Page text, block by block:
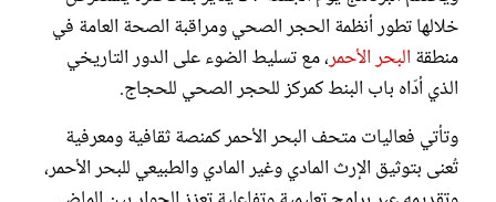
خلالها تطور أنظمة الحجر الصحي ومراقبة الصحة العامة في
منطقة البحر الأحمر، مع تسليط الضوء على الدور التاريخي
الذي أدّاه باب البنط كمركز للحجر الصحي للحجاج.
وتأتي فعاليات متحف البحر الأحمر كمنصة ثقافية ومعرفية
تُعنى بتوثيق الإرث المادي وغير المادي والطبيعي للبحر الأحمر،